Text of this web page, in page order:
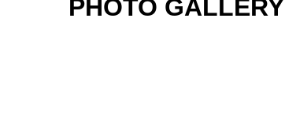
PHOTO GALLERY